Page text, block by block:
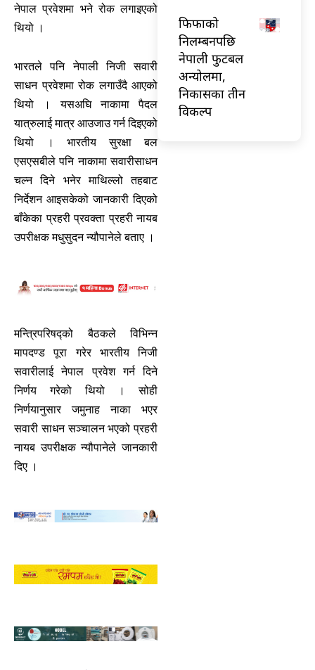
नेपाल प्रवेशमा भने रोक लगाइएको
थियो ।
भारतले पनि नेपाली निजी सवारी
साधन प्रवेशमा रोक लगाउँदै आएको
थियो । यसअघि नाकामा पैदल
यात्रुलाई मात्र आउजाउ गर्न दिइएको
थियो । भारतीय सुरक्षा बल
एसएसबीले पनि नाकामा सवारीसाधन
चल्न दिने भनेर माथिल्लो तहबाट
निर्देशन आइसकेको जानकारी दिएको
बाँकेका प्रहरी प्रवक्ता प्रहरी नायब
उपरीक्षक मधुसुदन न्यौपानेले बताए ।
मन्त्रिपरिषद्को बैठकले विभिन्न
मापदण्ड पूरा गरेर भारतीय निजी
सवारीलाई नेपाल प्रवेश गर्न दिने
निर्णय गरेको थियो । सोही
निर्णयानुसार जमुनाह नाका भएर
सवारी साधन सञ्चालन भएको प्रहरी
नायब उपरीक्षक न्यौपानेले जानकारी
दिए ।
फिफाको
निलम्बनपछि
नेपाली फुटबल
अन्योलमा,
निकासका तीन
विकल्प